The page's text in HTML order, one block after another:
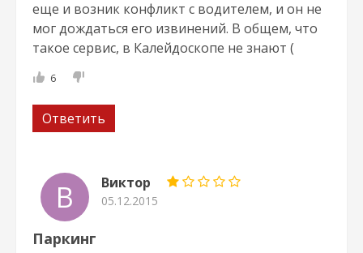
еще и возник конфликт с водителем, и он не
мог дождаться его извинений. В общем, что
такое сервис, в Калейдоскопе не знают (
6
Ответить
В Виктор
05.12.2015
Паркинг